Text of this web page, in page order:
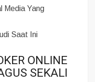
Media Yang
Saat Ini
ONLINE
SEKALI